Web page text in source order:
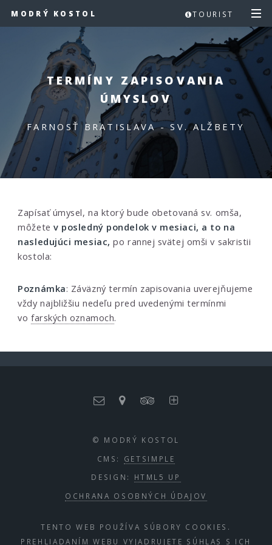
MODRÝ KOSTOL TOURIST
TERMÍNY ZAPISOVANIA
ÚMYSLOV
FARNOSŤ BRATISLAVA - SV. ALŽBETY
Zapísať úmysel, na ktorý bude obetovaná sv. omša,
môžetev posledný pondelok v mesiaci, a to na
nasledujúci mesiac, po rannej svätej omši v sakristii
kostola:
Poznámka: Záväzný termín zapisovania uverejňujeme
vždy najbližšiu nedeľu pred uvedenými termínmi
vo farských oznamoch.
© MODRÝ KOSTOL
CMS: GETSIMPLE
DESIGN: HTML5 UP
OCHRANA OSOBNÝCH ÚDAJOV
TENTO WEB POUŽÍVA SÚBORY COOKIES.
PREHLIADANÍM WEBU VYJADRUJETE SÚHLAS S ICH